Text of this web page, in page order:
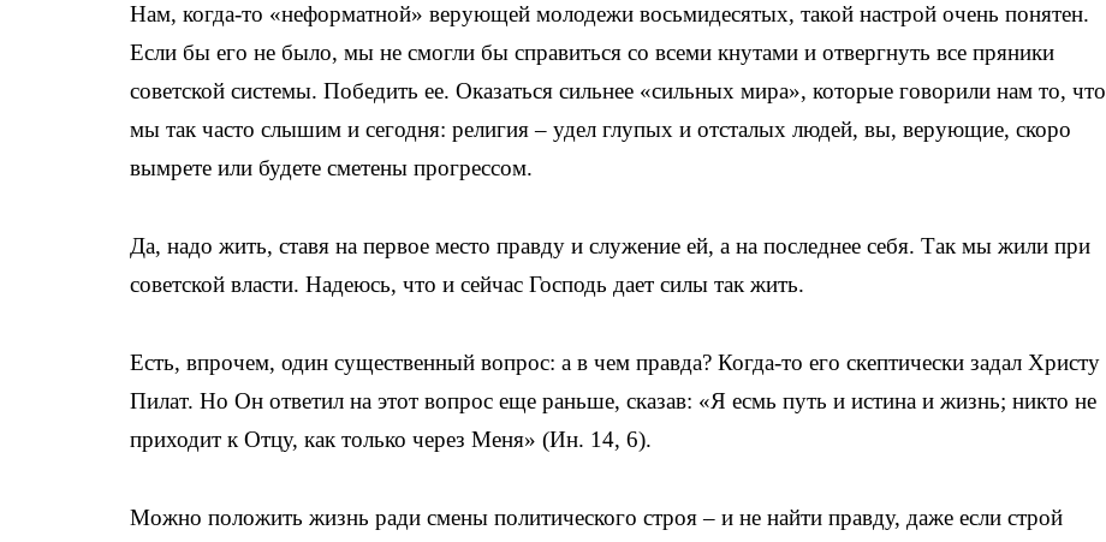
Нам, когда-то «неформатной» верующей молодежи восьмидесятых, такой настрой очень понятен.
Если бы его не было, мы не смогли бы справиться со всеми кнутами и отвергнуть все пряники
советской системы. Победить ее. Оказаться сильнее «сильных мира», которые говорили нам то, что
мы так часто слышим и сегодня: религия – удел глупых и отсталых людей, вы, верующие, скоро
вымрете или будете сметены прогрессом.
Да, надо жить, ставя на первое место правду и служение ей, а на последнее себя. Так мы жили при
советской власти. Надеюсь, что и сейчас Господь дает силы так жить.
Есть, впрочем, один существенный вопрос: а в чем правда? Когда-то его скептически задал Христу
Пилат. Но Он ответил на этот вопрос еще раньше, сказав: «Я есмь путь и истина и жизнь; никто не
приходит к Отцу, как только через Меня» (Ин. 14, 6).
Можно положить жизнь ради смены политического строя – и не найти правду, даже если строй